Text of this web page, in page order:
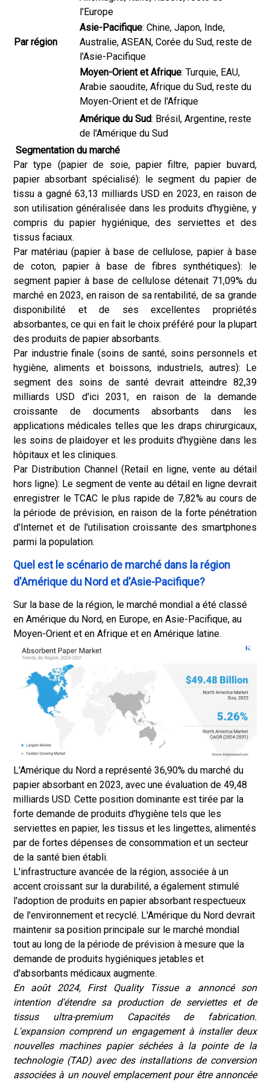
Par région
l'Europe
Asie-Pacifique: Chine, Japon, Inde,
Australie, ASEAN, Corée du Sud, reste de
l'Asie-Pacifique
Moyen-Orient et Afrique: Turquie, EAU,
Arabie saoudite, Afrique du Sud, reste du
Moyen-Orient et de l'Afrique
Amérique du Sud: Brésil, Argentine, reste
de l'Amérique du Sud
Segmentation du marché
Par type (papier de soie, papier filtre, papier buvard,
papier absorbant spécialisé): le segment du papier de
tissu a gagné 63,13 milliards USD en 2023, en raison de
son utilisation généralisée dans les produits d'hygiène, y
compris du papier hygiénique, des serviettes et des
tissus faciaux.
Par matériau (papier à base de cellulose, papier à base
de coton, papier à base de fibres synthétiques): le
segment papier à base de cellulose détenait 71,09% du
marché en 2023, en raison de sa rentabilité, de sa grande
disponibilité et de ses excellentes propriétés
absorbantes, ce qui en fait le choix préféré pour la plupart
des produits de papier absorbants.
Par industrie finale (soins de santé, soins personnels et
hygiène, aliments et boissons, industriels, autres): Le
segment des soins de santé devrait atteindre 82,39
milliards USD d'ici 2031, en raison de la demande
croissante de documents absorbants dans les
applications médicales telles que les draps chirurgicaux,
les soins de plaidoyer et les produits d'hygiène dans les
hôpitaux et les cliniques.
Par Distribution Channel (Retail en ligne, vente au détail
hors ligne): Le segment de vente au détail en ligne devrait
enregistrer le TCAC le plus rapide de 7,82% au cours de
la période de prévision, en raison de la forte pénétration
d'Internet et de l'utilisation croissante des smartphones
parmi la population.
Quel est le scénario de marché dans la région
d'Amérique du Nord et d'Asie-Pacifique?
Sur la base de la région, le marché mondial a été classé
en Amérique du Nord, en Europe, en Asie-Pacifique, au
Moyen-Orient et en Afrique et en Amérique latine.
L'Amérique du Nord a représenté 36,90% du marché du
papier absorbant en 2023, avec une évaluation de 49,48
milliards USD. Cette position dominante est tirée par la
forte demande de produits d'hygiène tels que les
serviettes en papier, les tissus et les lingettes, alimentés
par de fortes dépenses de consommation et un secteur
de la santé bien établi.
L'infrastructure avancée de la région, associée à un
accent croissant sur la durabilité, a également stimulé
l'adoption de produits en papier absorbant respectueux
de l'environnement et recyclé. L'Amérique du Nord devrait
maintenir sa position principale sur le marché mondial
tout au long de la période de prévision à mesure que la
demande de produits hygiéniques jetables et
d'absorbants médicaux augmente.
En août 2024, First Quality Tissue a annoncé son
intention d'étendre sa production de serviettes et de
tissus ultra-premium
Capacités de fabrication.
L'expansion comprend un engagement à installer deux
nouvelles machines papier séchées à la pointe de la
technologie (TAD) avec des installations de conversion
associées à un nouvel emplacement pour être annoncée